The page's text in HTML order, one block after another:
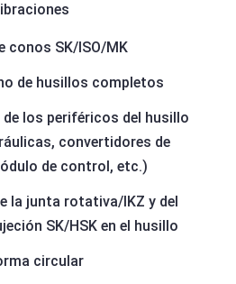
conos SK/ISO/MK
de husillos completos
de los periféricos del husillo
convertidores de
de control, etc.)
la junta rotativa/IKZ y del
SK/HSK en el husillo
circular